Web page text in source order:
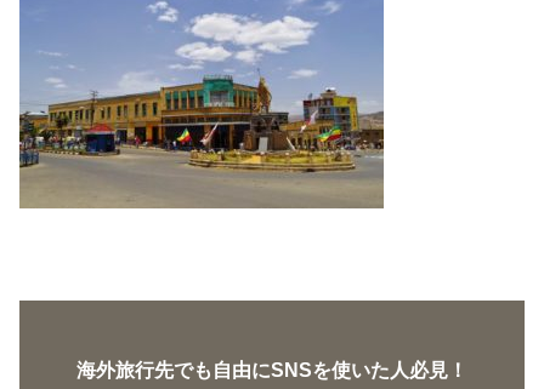
海外旅行先でも自由にSNSを使いた人必見！